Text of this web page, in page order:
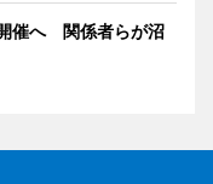
催へ 関係者らが沼